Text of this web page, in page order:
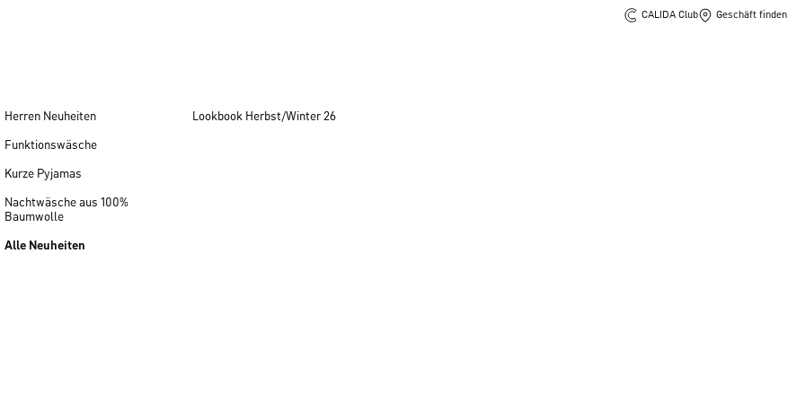
CALIDA Club Geschäft finden
Herren Neuheiten
Funktionswäsche
Kurze Pyjamas
Nachtwäsche aus 100%
Baumwolle
Alle Neuheiten
Lookbook Herbst/Winter 26